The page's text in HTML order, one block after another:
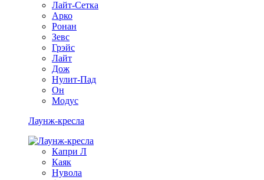
Лайт-Сетка
Арко
Ронан
Зевс
Грэйс
Лайт
Дож
Нулит-Пад
Он
Модус
Лаунж-кресла
Капри Л
Каяк
Нувола